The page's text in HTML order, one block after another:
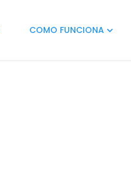
COMO FUNCIONA